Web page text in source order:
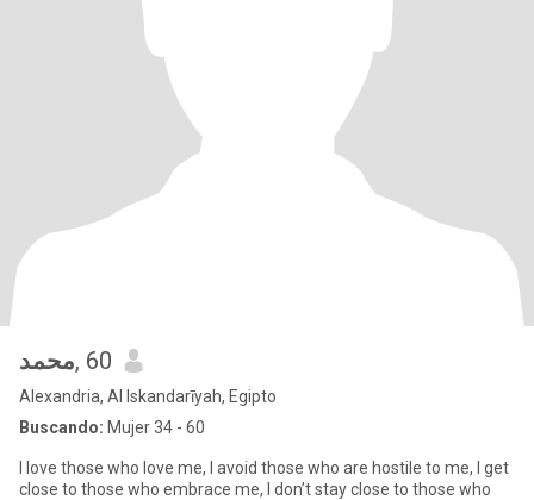
محمد, 60
Alexandria, Al Iskandarīyah, Egipto
Buscando: Mujer 34 - 60
I love those who love me, I avoid those who are hostile to me, I get
close to those who embrace me, I don’t stay close to those who